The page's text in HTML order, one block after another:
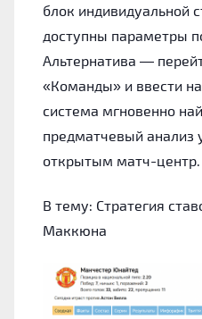
блок индивидуальной
доступны параметры
Альтернатива —
«Команды» и ввести
система мгновенно
предматчевый анализ
открытым матч-центр.
В тему: Стратегия
Маккюна